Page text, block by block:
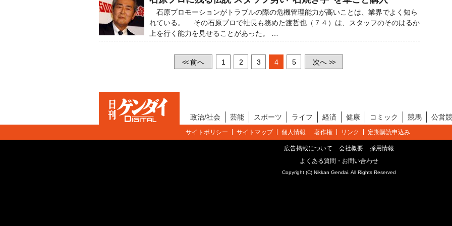
石原プロモーションがトラブルの際の危機管理能力が高いことは、業界でよく知ら
れている。 その石原プロで社長も務めた渡哲也（７４）は、スタッフのそのはるか
上を行く能力を見せることがあった。 …
<<前へ 1 2 3 4 5 次へ >>
政治/社会 芸能 スポーツ ライフ 経済 健康 コミック 競馬 公営
サイトポリシー サイトマップ 個人情報 著作権 リンク 定期購読申込み
広告掲載について 会社概要
採用情報
よくある質問・お問い合わせ
Copyright (C) Nikkan Gendai. All Rights Reserved